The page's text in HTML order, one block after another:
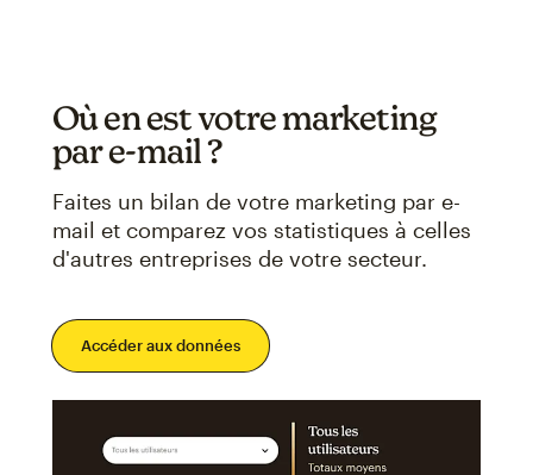
Où en est votre marketing
par e-mail ?
Faites un bilan de votre marketing par e-
mail et comparez vos statistiques à celles
d'autres entreprises de votre secteur.
Accéder aux données